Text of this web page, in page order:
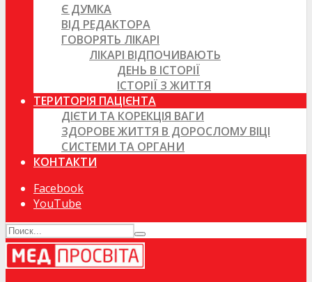
Є ДУМКА
ВІД РЕДАКТОРА
ГОВОРЯТЬ ЛІКАРІ
ЛІКАРІ ВІДПОЧИВАЮТЬ
ДЕНЬ В ІСТОРІЇ
ІСТОРІЇ З ЖИТТЯ
ТЕРИТОРІЯ ПАЦІЄНТА
ДІЄТИ ТА КОРЕКЦІЯ ВАГИ
ЗДОРОВЕ ЖИТТЯ В ДОРОСЛОМУ ВІЦІ
СИСТЕМИ ТА ОРГАНИ
КОНТАКТИ
Facebook
YouTube